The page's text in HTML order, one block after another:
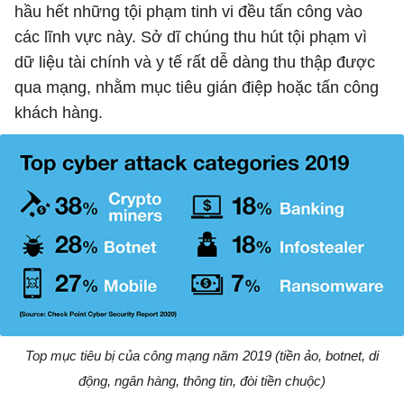
hầu hết những tội phạm tinh vi đều tấn công vào
các lĩnh vực này. Sở dĩ chúng thu hút tội phạm vì
dữ liệu tài chính và y tế rất dễ dàng thu thập được
qua mạng, nhằm mục tiêu gián điệp hoặc tấn công
khách hàng.
Top mục tiêu bị của công mạng năm 2019 (tiền ảo, botnet, di
động, ngân hàng, thông tin, đòi tiền chuộc)